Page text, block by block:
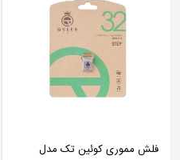
فلش مموری کوئین تک مدل